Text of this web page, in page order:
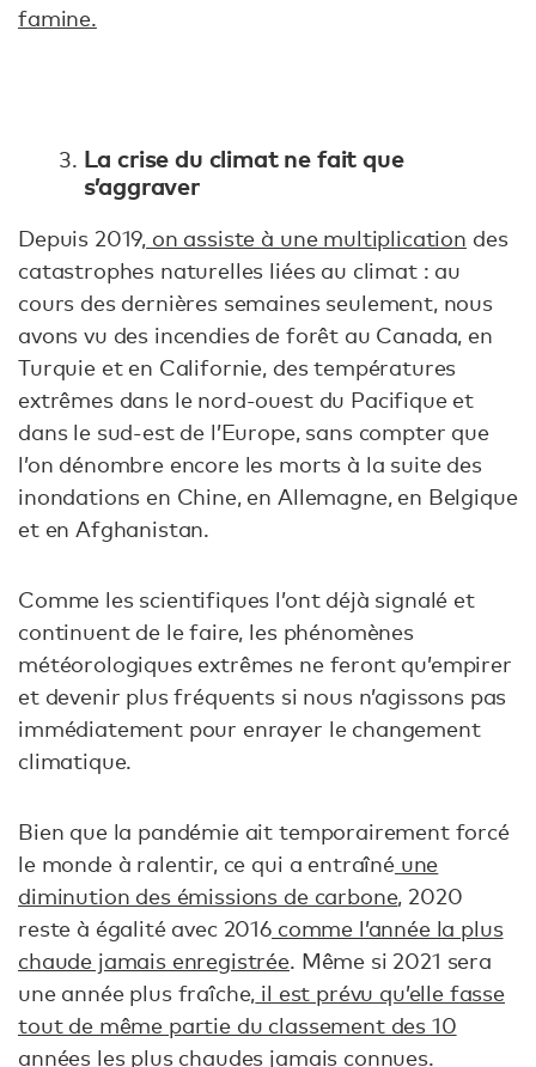
famine.
La crise du climat ne fait que
s’aggraver
Depuis 2019, on assiste à une multiplication des
catastrophes naturelles liées au climat : au
cours des dernières semaines seulement, nous
avons vu des incendies de forêt au Canada, en
Turquie et en Californie, des températures
extrêmes dans le nord-ouest du Pacifique et
dans le sud-est de l’Europe, sans compter que
l’on dénombre encore les morts à la suite des
inondations en Chine, en Allemagne, en Belgique
et en Afghanistan.
Comme les scientifiques l’ont déjà signalé et
continuent de le faire, les phénomènes
météorologiques extrêmes ne feront qu’empirer
et devenir plus fréquents si nous n’agissons pas
immédiatement pour enrayer le changement
climatique.
Bien que la pandémie ait temporairement forcé
le monde à ralentir, ce qui a entraînéune
diminution des émissions de carbone, 2020
reste à égalité avec 2016 comme l’année la plus
chaude jamais enregistrée. Même si 2021 sera
une année plus fraîche, il est prévu qu’elle fasse
tout de même partie du classement des 10
années les plus chaudes jamais connues.